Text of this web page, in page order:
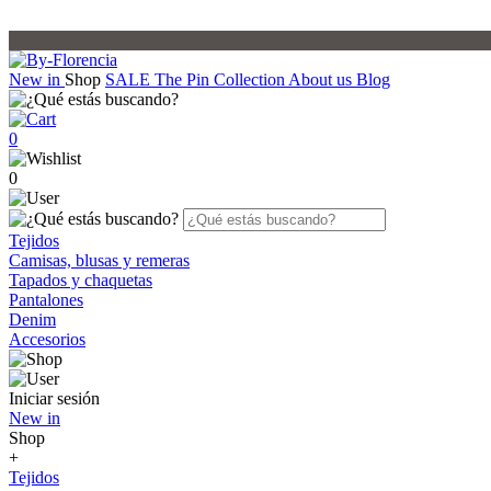
New in Shop SALE The Pin Collection About us Blog
0
0
Tejidos
Camisas, blusas y remeras
Tapados y chaquetas
Pantalones
Denim
Accesorios
Iniciar sesión
New in
Shop
+
Tejidos